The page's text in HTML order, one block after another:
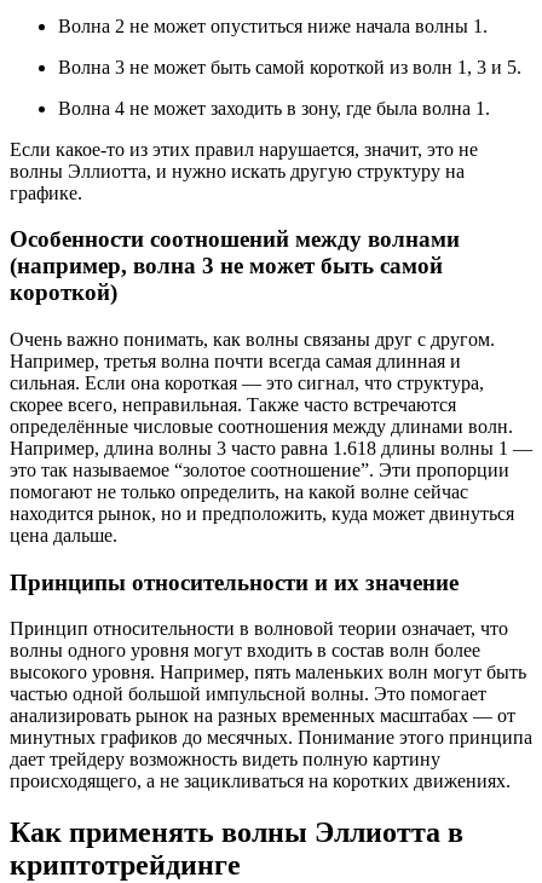
Волна 2 не может опуститься ниже начала волны 1.
Волна 3 не может быть самой короткой из волн 1, 3 и 5.
Волна 4 не может заходить в зону, где была волна 1.
Если какое-то из этих правил нарушается, значит, это не
волны Эллиотта, и нужно искать другую структуру на
графике.
Особенности соотношений между волнами
(например, волна 3 не может быть самой
короткой)
Очень важно понимать, как волны связаны друг с другом.
Например, третья волна почти всегда самая длинная и
сильная. Если она короткая — это сигнал, что структура,
скорее всего, неправильная. Также часто встречаются
определённые числовые соотношения между длинами волн.
Например, длина волны 3 часто равна 1.618 длины волны 1 —
это так называемое “золотое соотношение”. Эти пропорции
помогают не только определить, на какой волне сейчас
находится рынок, но и предположить, куда может двинуться
цена дальше.
Принципы относительности и их значение
Принцип относительности в волновой теории означает, что
волны одного уровня могут входить в состав волн более
высокого уровня. Например, пять маленьких волн могут быть
частью одной большой импульсной волны. Это помогает
анализировать рынок на разных временных масштабах — от
минутных графиков до месячных. Понимание этого принципа
дает трейдеру возможность видеть полную картину
происходящего, а не зацикливаться на коротких движениях.
Как применять волны Эллиотта в
криптотрейдинге